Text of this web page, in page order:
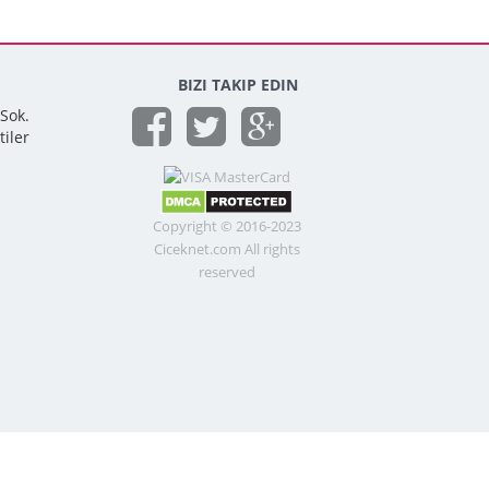
BIZI TAKIP EDIN
Copyright © 2016-2023
Ciceknet.com All rights
reserved